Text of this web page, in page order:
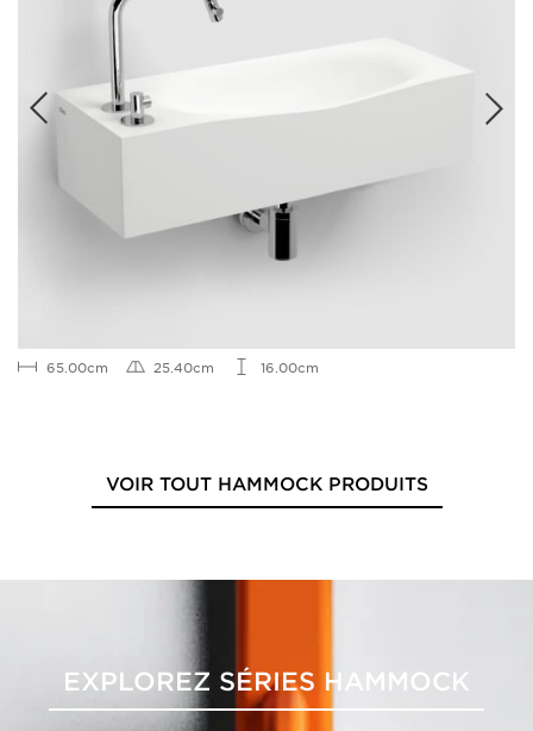
65.00cm 25.40cm 16.00cm
VOIR TOUT HAMMOCK PRODUITS
EXPLOREZ SÉRIES HAMMOCK